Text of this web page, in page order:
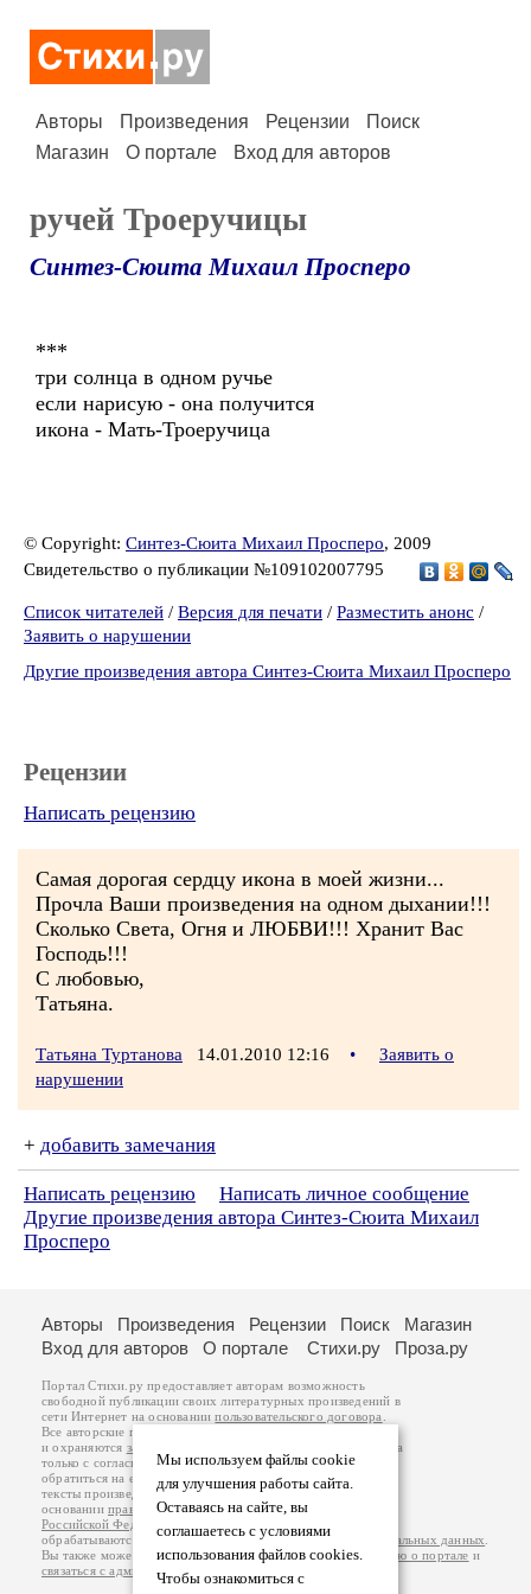
Авторы Произведения Рецензии
Поиск
Магазин
О портале Вход для авторов
ручей Троеручицы
Синтез-Сюита Михаил Просперо
***
три солнца в одном ручье
если нарисую - она получится
икона - Мать-Троеручица
© Copyright: Синтез-Сюита Михаил Просперо, 2009
Свидетельство о публикации №109102007795
Список читателей / Версия для печати / Разместить анонс /
Заявить о нарушении
Другие произведения автора Синтез-Сюита Михаил Просперо
Рецензии
Написать рецензию
Самая дорогая сердцу икона в моей жизни...
Прочла Ваши произведения на одном дыхании!!!
Сколько Света, Огня и ЛЮБВИ!!! Хранит Вас
Господь!!!
С любовью,
Татьяна.
Татьяна Туртанова 14.01.2010 12:16 •
Заявить о
нарушении
+ добавить замечания
Написать рецензию
Написать личное сообщение
Другие произведения автора Синтез-Сюита Михаил
Просперо
Мы используем файлы cookie
для улучшения работы сайта.
Оставаясь на сайте, вы
соглашаетесь с условиями
использования файлов cookies.
Чтобы ознакомиться с
Авторы Произведения Рецензии Поиск
Магазин
Вход для авторов
О портале Стихи.ру Проза.ру
Портал Стихи.ру предоставляет авторам возможность
свободной публикации своих литературных произведений в
сети Интернет на основаниипользовательского договора
Все авторские права на произведения принадлежат авторам
и охраняются законом
. Перепечатка произведений возможна
только с согласия его автора, к которому вы можете
обратиться на его авторской странице. Ответственность за
тексты произведений авторы несут самостоятельно на
основанииправил публикацииизаконодательства
Российской Федерации
обрабатываются на основанииПолитики обработки персональных данных
Вы также можете посмотреть более подробнуюинформацию о портале и
связаться с администрацией